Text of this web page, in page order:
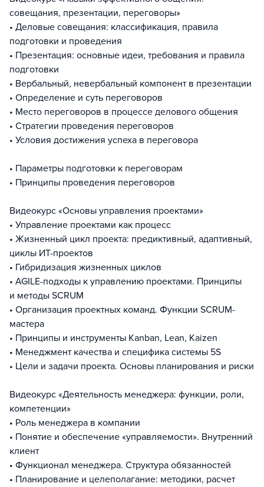
совещания, презентации, переговоры»
• Деловые совещания: классификация, правила
подготовки и проведения
• Презентация: основные идеи, требования и правила
подготовки
• Вербальный, невербальный компонент в презентации
• Определение и суть переговоров
• Место переговоров в процессе делового общения
• Стратегии проведения переговоров
• Условия достижения успеха в переговора
• Параметры подготовки к переговорам
• Принципы проведения переговоров
Видеокурс «Основы управления проектами»
• Управление проектами как процесс
• Жизненный цикл проекта: предиктивный, адаптивный,
циклы ИТ-проектов
• Гибридизация жизненных циклов
• AGILE-подходы к управлению проектами. Принципы
и методы SCRUM
• Организация проектных команд. Функции SCRUM-
мастера
• Принципы и инструменты Kanban, Lean, Kaizen
• Менеджмент качества и специфика системы 5S
• Цели и задачи проекта. Основы планирования и риски
Видеокурс «Деятельность менеджера: функции, роли,
компетенции»
• Роль менеджера в компании
• Понятие и обеспечение «управляемости». Внутренний
клиент
• Функционал менеджера. Структура обязанностей
• Планирование и целеполагание: методики, расчет